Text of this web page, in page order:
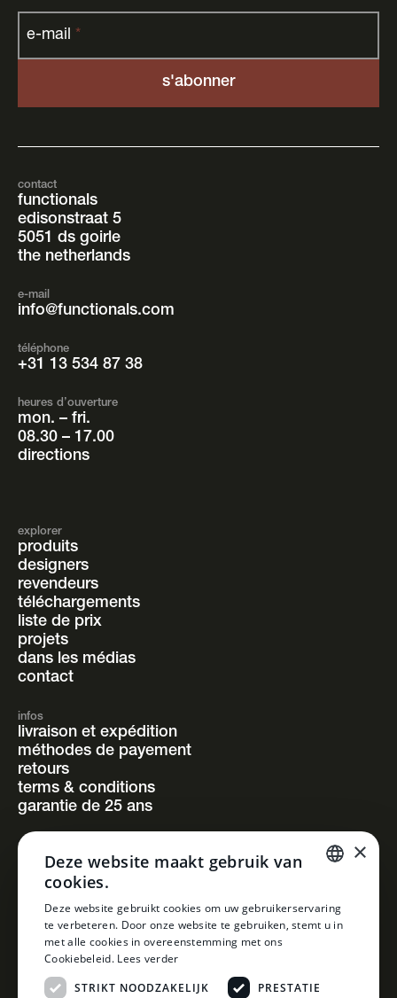
e-mail *
contact
functionals
edisonstraat 5
5051 ds goirle
the netherlands
e-mail
info@functionals.com
téléphone
+31 13 534 87 38
heures d’ouverture
mon. – fri.
08.30 – 17.00
directions
explorer
produits
designers
revendeurs
téléchargements
liste de prix
projets
dans les médias
contact
infos
livraison et expédition
méthodes de payement
retours
terms & conditions
garantie de 25 ans
suivez-nous
instagram
facebook
linkedin
DUTCH
×
Deze website maakt gebruik van
cookies.
Deze website gebruikt cookies om uw gebruikerservaring
te verbeteren. Door onze website te gebruiken, stemt u in
met alle cookies in overeenstemming met ons
Cookiebeleid. Lees verder
STRIKT NOODZAKELIJK
PRESTATIE